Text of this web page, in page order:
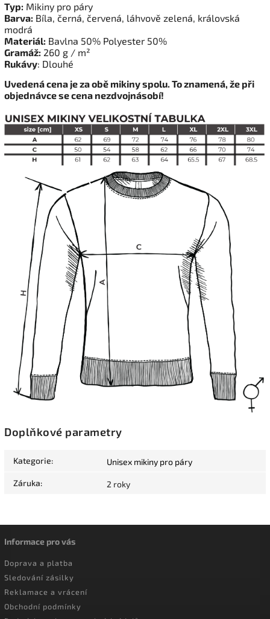
Typ: Mikiny pro páry
Barva: Bíla, černá, červená, láhvově zelená, královská
modrá
Materiál: Bavlna 50% Polyester 50%
Gramáž: 260 g / m²
Rukávy: Dlouhé
Uvedená cena je za obě mikiny spolu. To znamená, že při
objednávce se cena nezdvojnásobí!
Doplňkové parametry
Kategorie: Unisex mikiny pro páry
Záruka: 2 roky
Informace pro vás
Doprava a platba
Sledování zásilky
Reklamace a vrácení
Obchodní podmínky